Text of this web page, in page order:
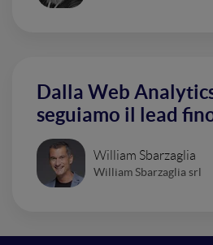
Dalla Web
seguiamo il lead
William Sbarzaglia
William Sbarzaglia srl